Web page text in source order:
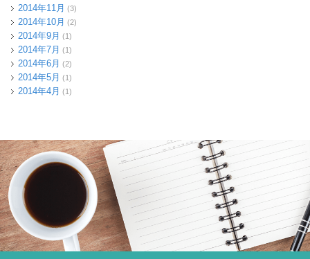
2014年11月 (3)
2014年10月 (2)
2014年9月 (1)
2014年7月 (1)
2014年6月 (2)
2014年5月 (1)
2014年4月 (1)